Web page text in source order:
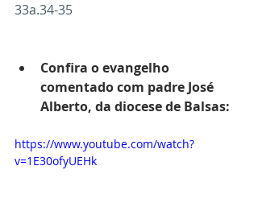
33a.34-35
Confira o evangelho
comentado com padre José
Alberto, da diocese de Balsas:
https://www.youtube.com/watch?
v=1E30ofyUEHk